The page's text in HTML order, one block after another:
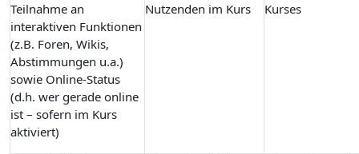
Teilnahme an
interaktiven Funktionen
(z.B. Foren, Wikis,
Abstimmungen u.a.)
sowie Online-Status
(d.h. wer gerade online
ist – sofern im Kurs
aktiviert)
Nutzenden im Kurs
Kurses